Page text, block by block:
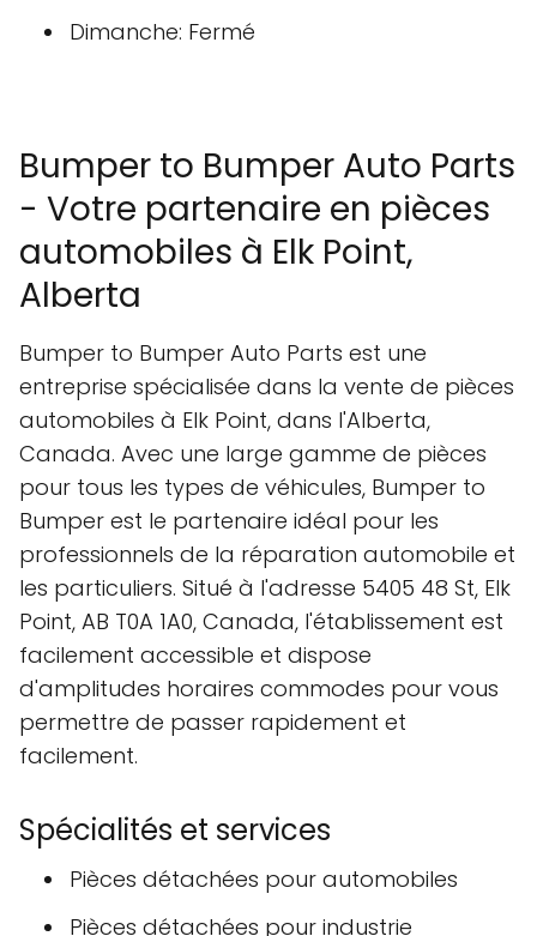
Dimanche: Fermé
Bumper to Bumper Auto Parts
- Votre partenaire en pièces
automobiles à Elk Point,
Alberta
Bumper to Bumper Auto Parts est une
entreprise spécialisée dans la vente de pièces
automobiles à Elk Point, dans l'Alberta,
Canada. Avec une large gamme de pièces
pour tous les types de véhicules, Bumper to
Bumper est le partenaire idéal pour les
professionnels de la réparation automobile et
les particuliers. Situé à l'adresse 5405 48 St, Elk
Point, AB T0A 1A0, Canada, l'établissement est
facilement accessible et dispose
d'amplitudes horaires commodes pour vous
permettre de passer rapidement et
facilement.
Spécialités et services
Pièces détachées pour automobiles
Pièces détachées pour industrie